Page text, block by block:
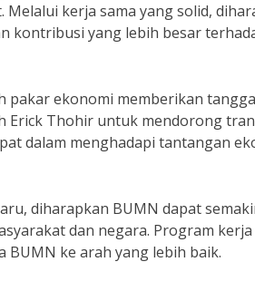
kerja sama yang solid,
kontribusi yang lebih besar
ekonomi memberikan
Erick Thohir untuk mendorong
dalam menghadapi tantangan
diharapkan BUMN dapat
dan negara. Program
ke arah yang lebih baik.